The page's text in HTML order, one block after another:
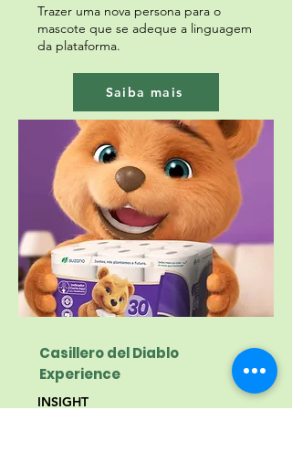
Trazer uma nova persona para o
mascote que se adeque a linguagem
da plataforma.
Saiba mais
Casillero del Diablo
Experience
INSIGHT